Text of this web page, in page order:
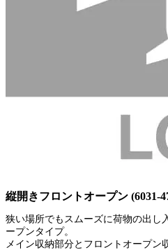
縦開きフロントオープン (6031-
狭い場所でもスムーズに荷物の出し
ープンタイプ。
メイン収納部分とフロントオープン